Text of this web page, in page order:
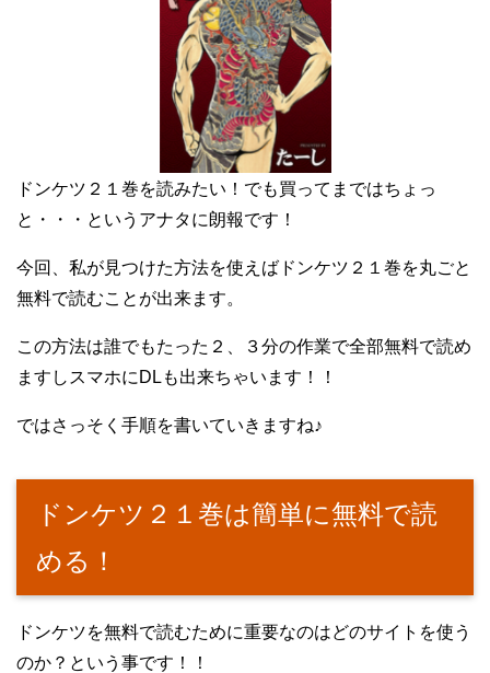
ドンケツ２１巻を読みたい！でも買ってまではちょっ
と・・・というアナタに朗報です！
今回、私が見つけた方法を使えばドンケツ２１巻を丸ごと
無料で読むことが出来ます。
この方法は誰でもたった２、３分の作業で全部無料で読め
ますしスマホにDLも出来ちゃいます！！
ではさっそく手順を書いていきますね♪
ドンケツ２１巻は簡単に無料で読
める！
ドンケツを無料で読むために重要なのはどのサイトを使う
のか？という事です！！